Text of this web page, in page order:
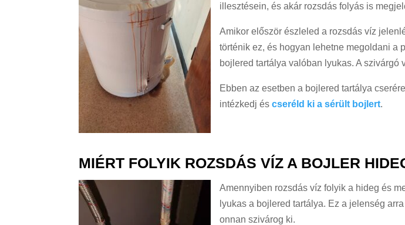
illesztésein, és akár rozsdás folyás is
Amikor először észleled a rozsdás víz
történik ez, és hogyan lehetne megoldani a
bojlered tartálya valóban lyukas. A
Ebben az esetben a bojlered tartálya
intézkedj éscseréld ki a sérült bojlert.
MIÉRT FOLYIK ROZSDÁS VÍZ A BOJLER
Amennyiben rozsdás víz folyik a hideg és
lyukas a bojlered tartálya. Ez a jelenség
onnan szivárog ki.